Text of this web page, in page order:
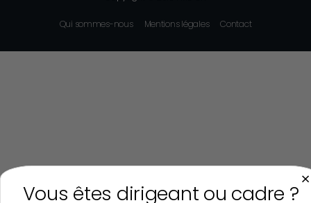
Qui sommes-nous Mentions légales Contact
×
Vous êtes dirigeant ou cadre ?